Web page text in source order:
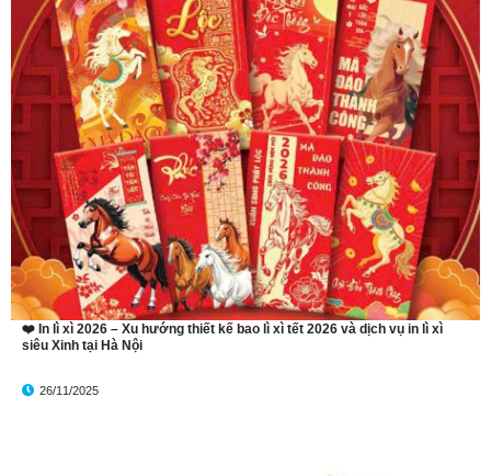
❤️ In lì xì 2026 – Xu hướng thiết kế bao lì xì tết 2026 và dịch vụ in lì xì
siêu Xinh tại Hà Nội
26/11/2025